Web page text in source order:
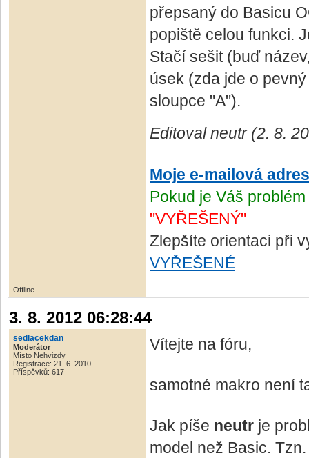
přepsaný do Basicu
popiště celou funkci.
Stačí sešit (buď
úsek (zda jde o
sloupce "A").
Editoval neutr (2. 8.
Moje e-mailová
Pokud je Váš
"VYŘEŠENÝ"
Zlepšíte orientaci při
VYŘEŠENÉ
Offline
3. 8. 2012 06:28:44
sedlacekdan
Moderátor
Místo Nehvizdy
Registrace: 21. 6. 2010
Příspěvků: 617
Vítejte na fóru,
samotné makro není
Jak píše neutr je
model než Basic.